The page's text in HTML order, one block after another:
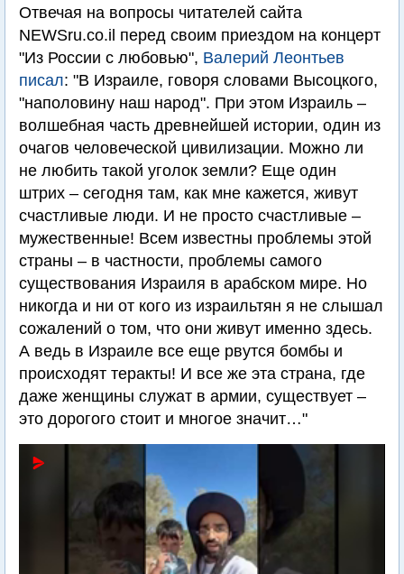
Отвечая на вопросы читателей сайта
NEWSru.co.il перед своим приездом на концерт
"Из России с любовью", Валерий Леонтьев
писал: "В Израиле, говоря словами Высоцкого,
"наполовину наш народ". При этом Израиль –
волшебная часть древнейшей истории, один из
очагов человеческой цивилизации. Можно ли
не любить такой уголок земли? Еще один
штрих – сегодня там, как мне кажется, живут
счастливые люди. И не просто счастливые –
мужественные! Всем известны проблемы этой
страны – в частности, проблемы самого
существования Израиля в арабском мире. Но
никогда и ни от кого из израильтян я не слышал
сожалений о том, что они живут именно здесь.
А ведь в Израиле все еще рвутся бомбы и
происходят теракты! И все же эта страна, где
даже женщины служат в армии, существует –
это дорогого стоит и многое значит…"